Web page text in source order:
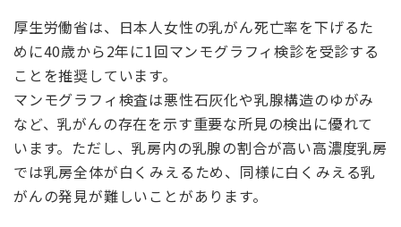
厚生労働省は、日本人女性の乳がん死亡率を下げるた
めに40歳から2年に1回マンモグラフィ検診を受診する
ことを推奨しています。
マンモグラフィ検査は悪性石灰化や乳腺構造のゆがみ
など、乳がんの存在を示す重要な所見の検出に優れて
います。ただし、乳房内の乳腺の割合が高い高濃度乳房
では乳房全体が白くみえるため、同様に白くみえる乳
がんの発見が難しいことがあります。